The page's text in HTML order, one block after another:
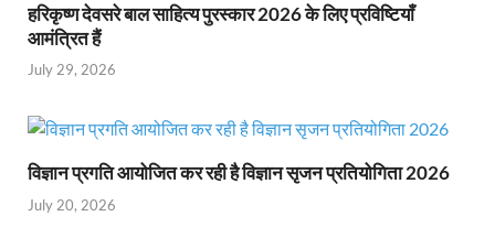
हरिकृष्ण देवसरे बाल साहित्य पुरस्कार 2026 के लिए प्रविष्टियाँ
आमंत्रित हैं
July 29, 2026
विज्ञान प्रगति आयोजित कर रही है विज्ञान सृजन प्रतियोगिता 2026
July 20, 2026